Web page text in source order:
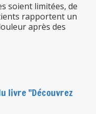
soient limitées, de
rapportent un
après des
livre "Découvrez